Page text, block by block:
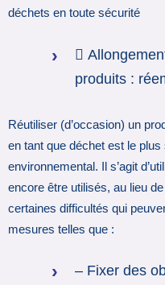
déchets en toute sécurité

produits :
Réutiliser (d’occasion) un
en tant que déchet est le plus
environnemental. Il s’agit
encore être utilisés, au lieu
certaines difficultés qui
mesures telles que :
– Fixer des